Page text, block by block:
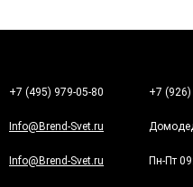
+7 (495) 979-05-80 +7
Info@Brend-Svet.ru
Info@Brend-Svet.ru Пн-Пт